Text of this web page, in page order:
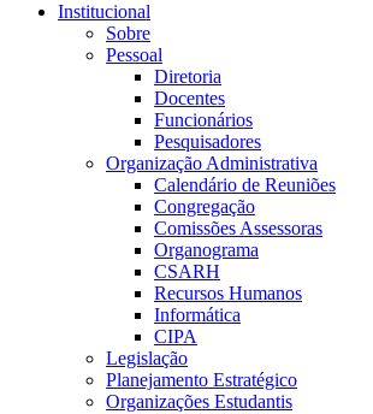
Institucional
Sobre
Pessoal
Diretoria
Docentes
Funcionários
Pesquisadores
Organização Administrativa
Calendário de Reuniões
Congregação
Comissões Assessoras
Organograma
CSARH
Recursos Humanos
Informática
CIPA
Legislação
Planejamento Estratégico
Organizações Estudantis